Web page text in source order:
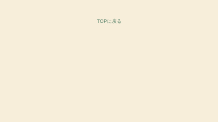
TOPに戻る